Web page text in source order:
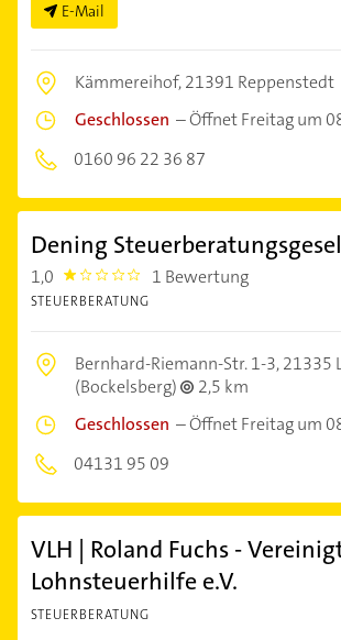
E-Mail
Kämmereihof,21391 Reppenstedt
Geschlossen –Öffnet Freitag um
0160 96 22 36 87
Dening
1,0 1.0 1 Bewertung
STEUERBERATUNG
Bernhard-Riemann-Str. 1-3,21335
(Bockelsberg)
2,5 km
Geschlossen –Öffnet Freitag um
04131 95 09
VLH | Roland Fuchs -
Lohnsteuerhilfe e.V.
STEUERBERATUNG